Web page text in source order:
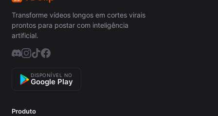
Transforme vídeos longos em cortes virais
prontos para postar com inteligência
artificial.
DISPONÍVEL NO
Google Play
Produto